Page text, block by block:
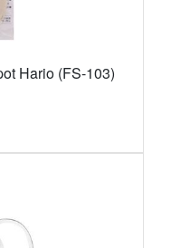
Hario (FS-103)